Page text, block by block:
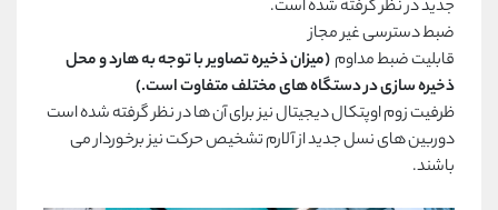
جدید در نظر گرفته شده است.
ضبط دسترسی غیر مجاز
قابلیت ضبط مداوم(میزان ذخیره تصاویر با توجه به هارد و محل
ذخیره سازی در دستگاه های مختلف متفاوت است.)
ظرفیت زوم اوپتکال دیجیتال نیز برای آن ها در نظر گرفته شده است
دوربین های نسل جدید از آلارم تشخیص حرکت نیز برخوردار می
باشند.